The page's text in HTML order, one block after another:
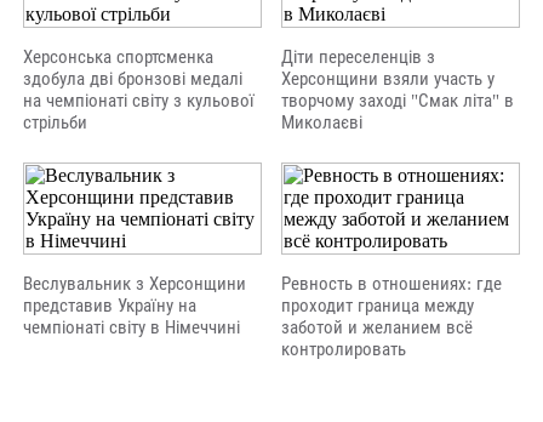
Херсонська спортсменка
здобула дві бронзові медалі
на чемпіонаті світу з кульової
стрільби
Діти переселенців з
Херсонщини взяли участь у
творчому заході "Смак літа" в
Миколаєві
Веслувальник з Херсонщини
представив Україну на
чемпіонаті світу в Німеччині
Ревность в отношениях: где
проходит граница между
заботой и желанием всё
контролировать